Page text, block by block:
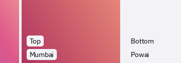
Top
Mumbai
Bottom
Powai